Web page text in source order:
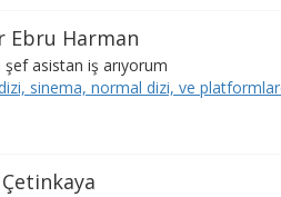
Ebru Harman
asistan iş arıyorum
sinema, normal dizi, ve